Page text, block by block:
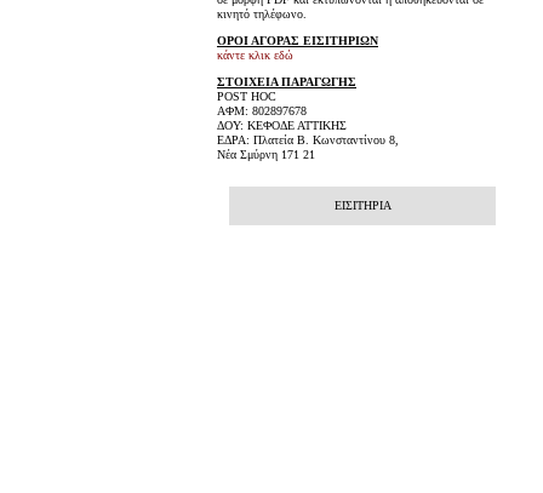
κινητό τηλέφωνο.
ΟΡΟΙ ΑΓΟΡΑΣ ΕΙΣΙΤΗΡΙΩΝ
κάντε κλικ εδώ
ΣΤΟΙΧΕΙΑ ΠΑΡΑΓΩΓΗΣ
POST HOC
ΑΦΜ: 802897678
ΔΟΥ: ΚΕΦΟΔΕ ΑΤΤΙΚΗΣ
ΕΔΡΑ: Πλατεία Β. Κωνσταντίνου 8,
Νέα Σμύρνη 171 21
ΕΙΣΙΤΗΡΙΑ